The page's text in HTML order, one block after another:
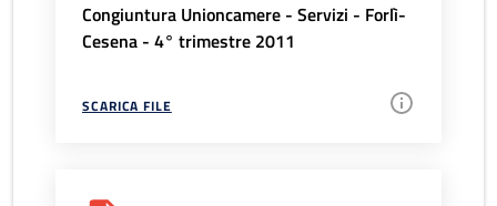
Congiuntura Unioncamere - Servizi - Forlì-
Cesena - 4° trimestre 2011
SCARICA FILE